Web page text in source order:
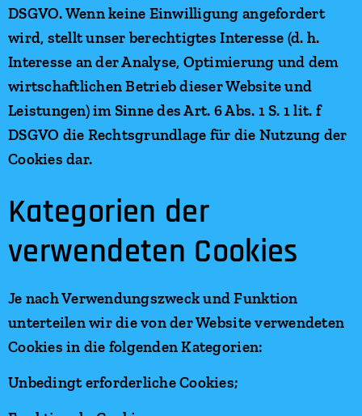
DSGVO. Wenn keine Einwilligung angefordert
wird, stellt unser berechtigtes Interesse (d. h.
Interesse an der Analyse, Optimierung und dem
wirtschaftlichen Betrieb dieser Website und
Leistungen) im Sinne des Art. 6 Abs. 1 S. 1 lit. f
DSGVO die Rechtsgrundlage für die Nutzung der
Cookies dar.
Kategorien der
verwendeten Cookies
Je nach Verwendungszweck und Funktion
unterteilen wir die von der Website verwendeten
Cookies in die folgenden Kategorien:
Unbedingt erforderliche Cookies;